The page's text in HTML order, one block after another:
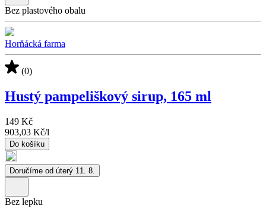
Bez plastového obalu
Horňácká farma
(0)
Hustý pampeliškový sirup, 165 ml
149 Kč
903,03 Kč/l
Do košíku
Doručíme od úterý 11. 8.
Bez lepku